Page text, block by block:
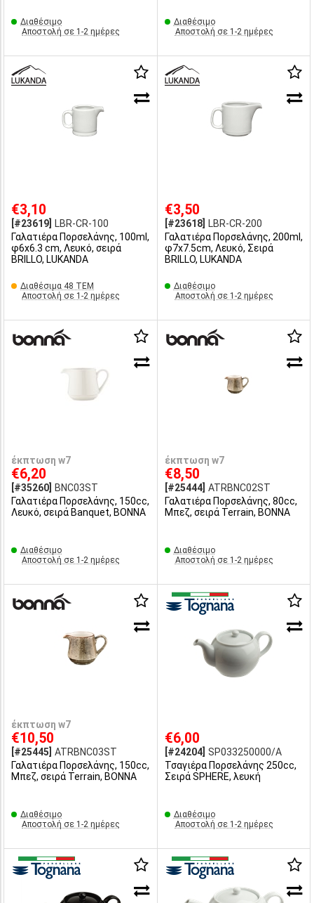
Διαθέσιμο
Αποστολή σε 1-2 ημέρες
Διαθέσιμο
Αποστολή σε 1-2 ημέρες
€3,10
[#23619]
LBR-CR-100
Γαλατιέρα Πορσελάνης, 100ml,
φ6x6.3 cm, Λευκό, σειρά
BRILLO, LUKANDA
Διαθέσιμα 48 ΤΕΜ
Αποστολή σε 1-2 ημέρες
€3,50
[#23618]
LBR-CR-200
Γαλατιέρα Πορσελάνης, 200ml,
φ7x7.5cm, Λευκό, Σειρά
BRILLO, LUKANDA
Διαθέσιμο
Αποστολή σε 1-2 ημέρες
έκπτωση w7
€6,20
[#35260]
BNC03ST
Γαλατιέρα Πορσελάνης, 150cc,
Λευκό, σειρά Banquet, BONNA
Διαθέσιμο
Αποστολή σε 1-2 ημέρες
έκπτωση w7
€8,50
[#25444] ATRBNC02ST
Γαλατιέρα Πορσελάνης, 80cc,
Μπεζ, σειρά Terrain, BONNA
Διαθέσιμο
Αποστολή σε 1-2 ημέρες
έκπτωση w7
€10,50
[#25445] ATRBNC03ST
Γαλατιέρα Πορσελάνης, 150cc,
Μπεζ, σειρά Terrain, BONNA
Διαθέσιμο
Αποστολή σε 1-2 ημέρες
€6,00
[#24204] SP033250000/A
Τσαγιέρα Πορσελάνης 250cc,
Σειρά SPHERE, λευκή
Διαθέσιμο
Αποστολή σε 1-2 ημέρες